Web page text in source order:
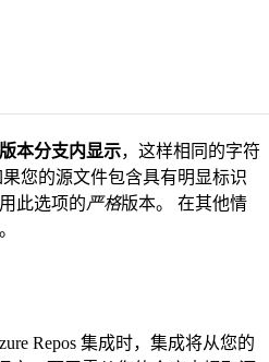
本分支内显示，这样相同的字符
您的源文件包含具有明显标识
此选项的严格版本。 在其他情
Repos 集成时，集成将从您的